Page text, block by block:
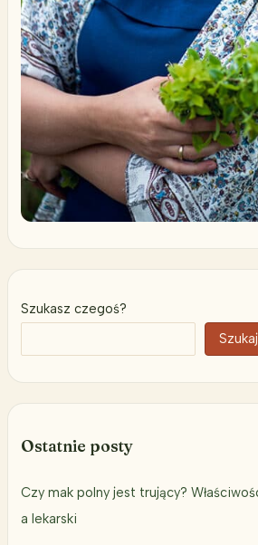
Szukasz czegoś?
Szukaj
Ostatnie posty
Czy mak polny jest trujący?
a lekarski